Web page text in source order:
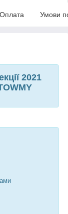
Оплата Умови
2021